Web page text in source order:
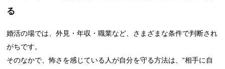
る
婚活の場では、外見・年収・職業など、さまざまな条件で判断され
がちです。
そのなかで、怖さを感じている人が自分を守る方法は、“相手に自